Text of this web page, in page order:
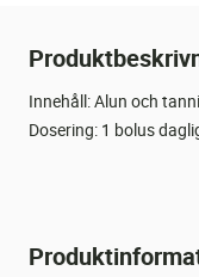
Innehåll: Alun och
Dosering: 1 bolus